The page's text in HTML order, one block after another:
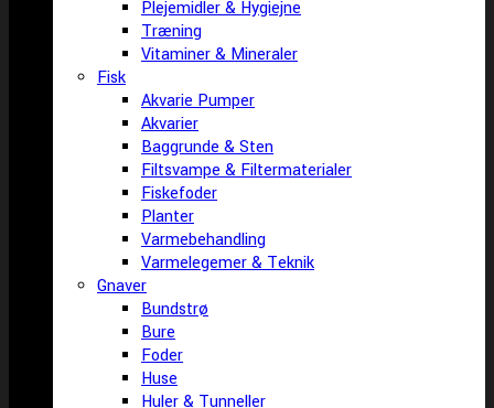
Plejemidler & Hygiejne
Træning
Vitaminer & Mineraler
Fisk
Akvarie Pumper
Akvarier
Baggrunde & Sten
Filtsvampe & Filtermaterialer
Fiskefoder
Planter
Varmebehandling
Varmelegemer & Teknik
Gnaver
Bundstrø
Bure
Foder
Huse
Huler & Tunneller